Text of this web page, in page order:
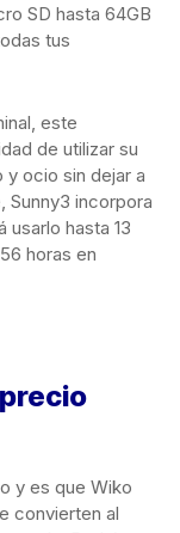
SD hasta 64GB
tus
este
de utilizar su
y ocio sin dejar a
Sunny3 incorpora
usarlo hasta 13
horas en
y es que Wiko
convierten al